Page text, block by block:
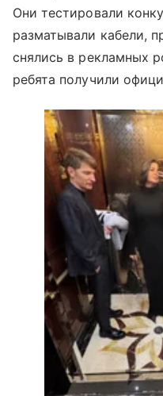
Они тестировали
разматывали кабели,
снялись в рекламных
ребята получили